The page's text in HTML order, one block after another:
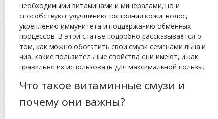
необходимыми витаминами и минералами, но и
способствуют улучшению состояния кожи, волос,
укреплению иммунитета и поддержанию обменных
процессов. В этой статье подробно рассказывается о
том, как можно обогатить свои смузи семенами льна и
чиа, какие пользительные свойства они имеют, и как
правильно их использовать для максимальной пользы.
Что такое витаминные смузи и
почему они важны?